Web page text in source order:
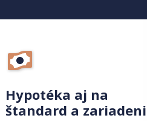
Hypotéka aj na
štandard a